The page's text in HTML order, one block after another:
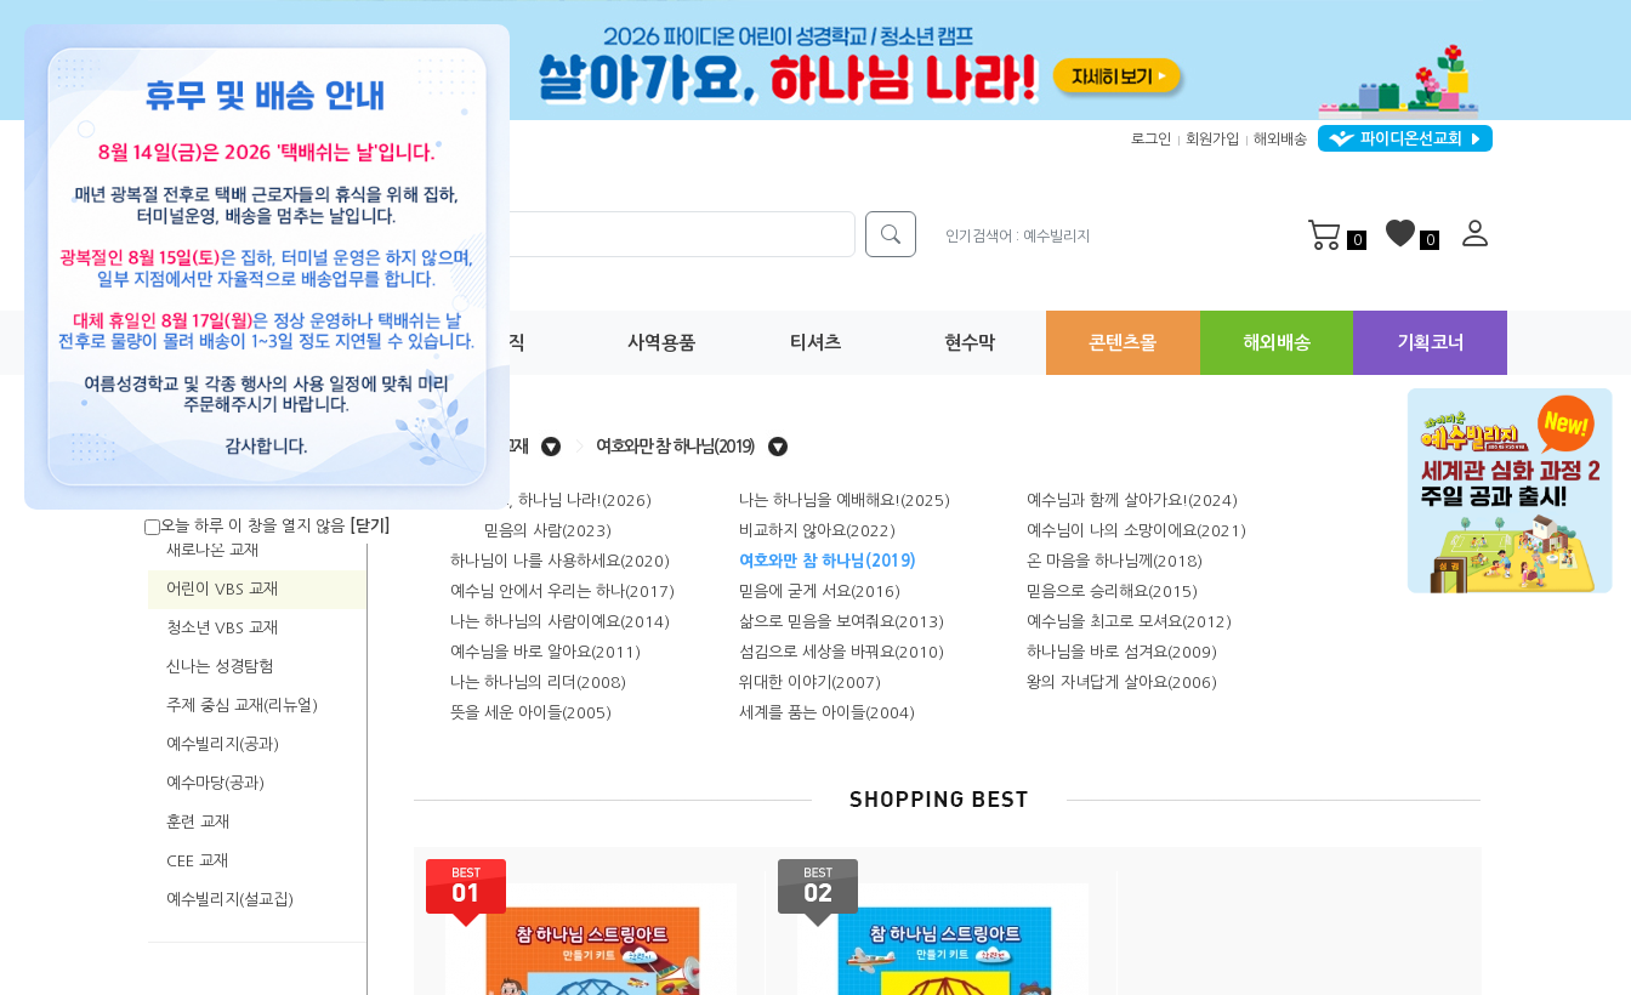
로그인 회원가입 해외배송 파이디온선교회
인기검색어 : 예수빌리지 0 0
교재 도서 뮤직 사역용품 티셔츠 현수막 콘텐츠몰 해외배송 기획코너
교재
새로나온 교재
어린이 VBS 교재
청소년 VBS 교재
신나는 성경탐험
주제 중심 교재(리뉴얼)
예수빌리지(공과)
예수마당(공과)
훈련 교재
CEE 교재
예수빌리지(설교집)
어린이 VBS 교재 여호와만 참 하나님(2019)
살아가요, 하나님 나라!(2026) 나는 하나님을 예배해요!(2025)
예수님과 함께 살아가요!(2024)
나는 믿음의 사람(2023)
비교하지 않아요(2022)
예수님이 나의 소망이에요(2021)
하나님이 나를 사용하세요(2020)
여호와만 참 하나님(2019)
온 마음을 하나님께(2018)
예수님 안에서 우리는 하나(2017)
믿음에 굳게 서요(2016)
믿음으로 승리해요(2015)
나는 하나님의 사람이예요(2014)
삶으로 믿음을 보여줘요(2013)
예수님을 최고로 모셔요(2012)
예수님을 바로 알아요(2011)
섬김으로 세상을 바꿔요(2010)
하나님을 바로 섬겨요(2009)
나는 하나님의 리더(2008)
위대한 이야기(2007)
왕의 자녀답게 살아요(2006)
뜻을 세운 아이들(2005)
세계를 품는 아이들(2004)
오늘 하루 이 창을 열지 않음 [닫기]